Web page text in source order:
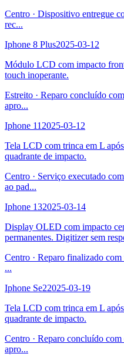
Centro · Dispositivo entregue
rec...
Iphone 8 Plus2025-03-12
Módulo LCD com impacto
touch inoperante.
Estreito · Reparo concluído
apro...
Iphone 112025-03-12
Tela LCD com trinca em L
quadrante de impacto.
Centro · Serviço executado
ao pad...
Iphone 132025-03-14
Display OLED com impacto
permanentes. Digitizer sem
Centro · Reparo finalizado com
...
Iphone Se22025-03-19
Tela LCD com trinca em L
quadrante de impacto.
Centro · Reparo concluído com
apro...